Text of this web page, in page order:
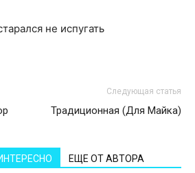
не испугать
Следующая статья
Традиционная (Для Майка)
ЕЩЕ ОТ АВТОРА